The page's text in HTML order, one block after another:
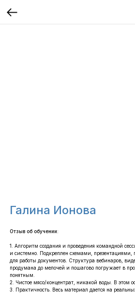
Галина Ионова
Отзыв об обучении:
1. Алгоритм создания и проведения командной
и системно. Подкреплен схемами,
для работы документов. Структура вебинаров,
продумана до мелочей и пошагово погружает в
понятным.
2. Чистое мясо/концентрат, никакой воды. В этом
3. Практичность. Весь материал дается на